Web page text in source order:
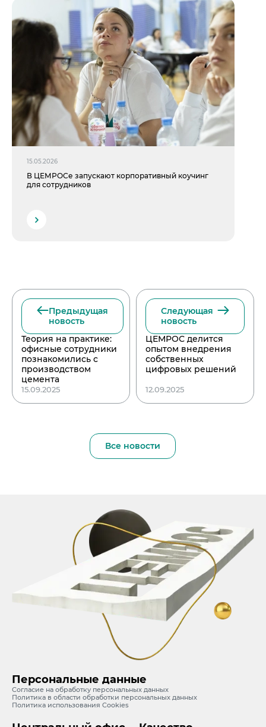
15.05.2026
В ЦЕМРОСе запускают корпоративный коучинг
для сотрудников
Предыдущая
новость
Теория на практике:
офисные сотрудники
познакомились с
производством
цемента
15.09.2025
Следующая
новость
ЦЕМРОС делится
опытом внедрения
собственных
цифровых решений
12.09.2025
Все новости
Персональные данные
Согласие на обработку персональных данных
Политика в области обработки персональных данных
Политика использования Cookies